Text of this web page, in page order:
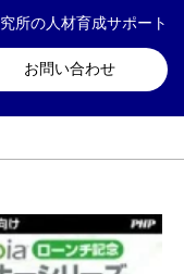
所の人材育成サポート
お問い合わせ